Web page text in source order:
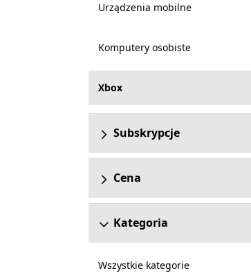
Urządzenia mobilne
Komputery osobiste
Xbox
Subskrypcje
Cena
Kategoria
Wszystkie kategorie